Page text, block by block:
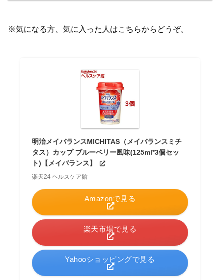
※気になる方、気に入った人はこちらからどうぞ。
明治メイバランスMICHITAS（メイバランスミチ
タス）カップ ブルーベリー風味(125ml*3個セッ
ト)【メイバランス】
楽天24 ヘルスケア館
Amazonで見る
楽天市場で見る
Yahooショッピングで見る